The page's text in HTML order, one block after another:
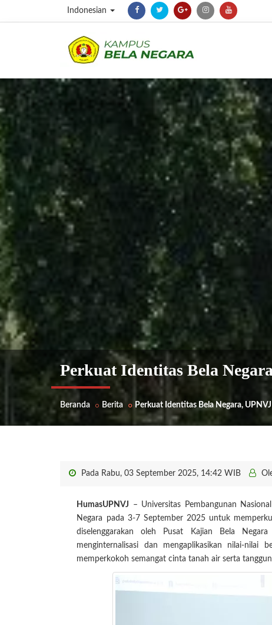
Indonesian
Perkuat Identitas Bela
Beranda Berita Perkuat Identitas Bela Negara,
Pada Rabu, 03 September 2025, 14:42 WIB
HumasUPNVJ – Universitas Pembangunan
Negara pada 3-7 September 2025 untuk
diselenggarakan oleh Pusat Kajian Bela
menginternalisasi dan mengaplikasikan nilai-nilai
memperkokoh semangat cinta tanah air serta